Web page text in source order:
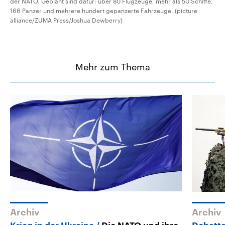
166 Panzer und mehrere hundert gepanzerte Fahrzeuge. (picture
alliance/ZUMA Press/Joshua Dewberry)
Mehr zum Thema
Archiv Archiv